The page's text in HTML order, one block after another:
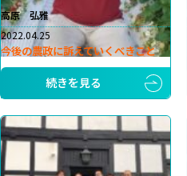
高原 弘雅
2022.04.25
今後の農政に訴えていくべきこと
続きを見る